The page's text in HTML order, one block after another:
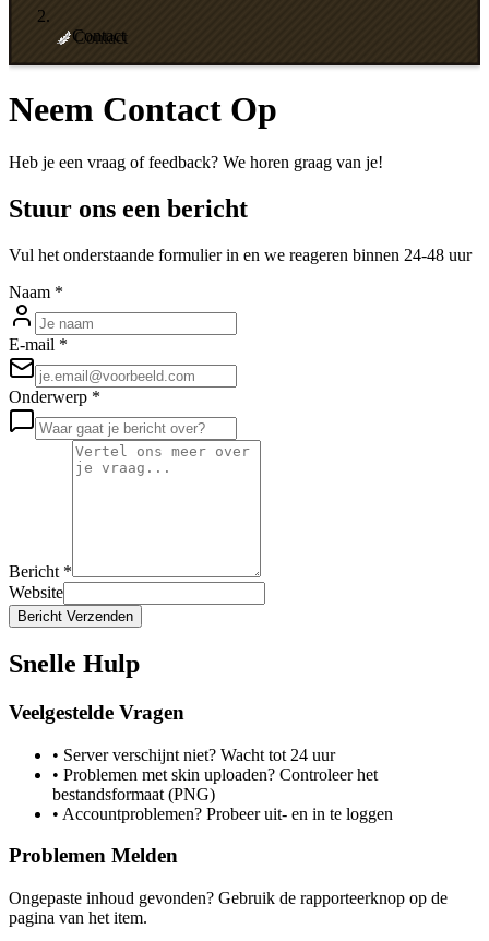
Contact
Neem Contact Op
Heb je een vraag of feedback? We horen graag van je!
Stuur ons een bericht
Vul het onderstaande formulier in en we reageren binnen 24-48 uur
Naam *
E-mail *
Onderwerp *
Bericht *
Website
Bericht Verzenden
Snelle Hulp
Veelgestelde Vragen
• Server verschijnt niet? Wacht tot 24 uur
• Problemen met skin uploaden? Controleer het
bestandsformaat (PNG)
• Accountproblemen? Probeer uit- en in te loggen
Problemen Melden
Ongepaste inhoud gevonden? Gebruik de rapporteerknop op de
pagina van het item.